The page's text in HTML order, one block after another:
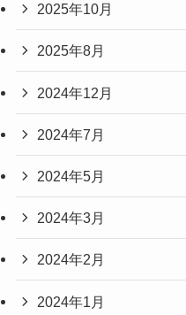
2025年10月
2025年8月
2024年12月
2024年7月
2024年5月
2024年3月
2024年2月
2024年1月